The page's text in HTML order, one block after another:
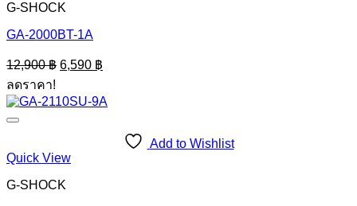
G-SHOCK
GA-2000BT-1A
12,900฿ Original
price
12,900 ฿.
6,590 ฿
price
6,590 ฿.
ลดราคา!
Add to Wishlist
Quick View
G-SHOCK